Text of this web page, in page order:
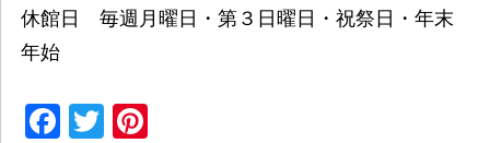
休館日 毎週月曜日・第３日曜日・祝祭日・年末
年始
Facebook
Twitter